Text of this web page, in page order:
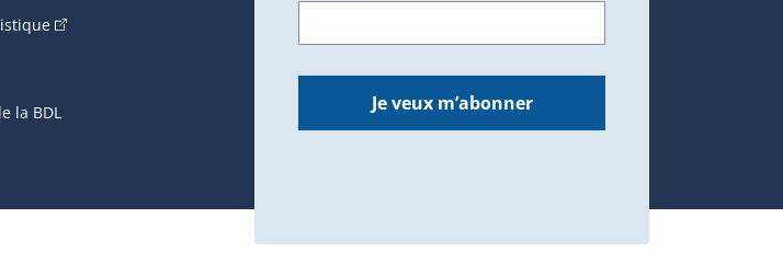
nouvelle fenêtre.)
fenêtre.)
(Cet hyperlien externe s'ouvrira dans une nouvelle fenêtre.)
la BDL
Je veux m’abonner